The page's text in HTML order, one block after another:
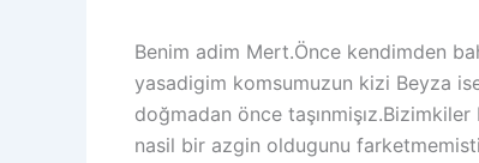
Benim adim Mert.Önce kendimden
yasadigim komsumuzun kizi Beyza
doğmadan önce
nasil bir azgin oldugunu